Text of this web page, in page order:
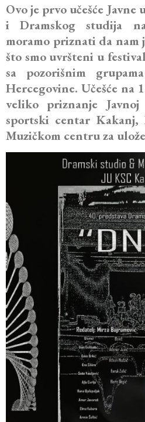
Ovo je prvo učešće
i Dramskog studija
moramo priznati da nam
što smo uvršteni u
sa pozorišnim
Hercegovine. Učešće na
veliko priznanje
sportski centar Kakanj,
Muzičkom centru za